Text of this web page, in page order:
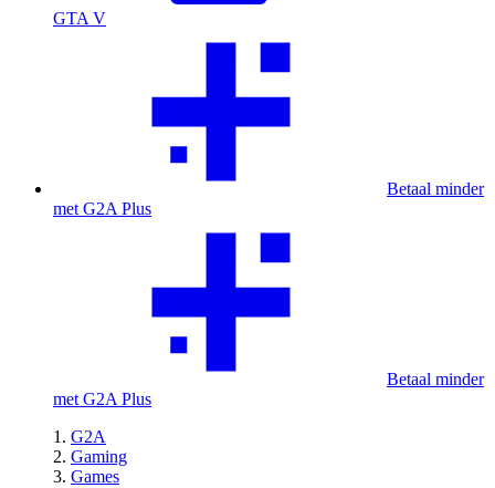
GTA V
Betaal minder
met G2A Plus
Betaal minder
met G2A Plus
G2A
Gaming
Games